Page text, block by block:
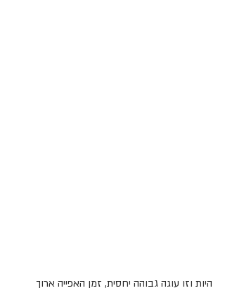
היות וזו עוגה גבוהה יחסית, זמן האפייה ארוך